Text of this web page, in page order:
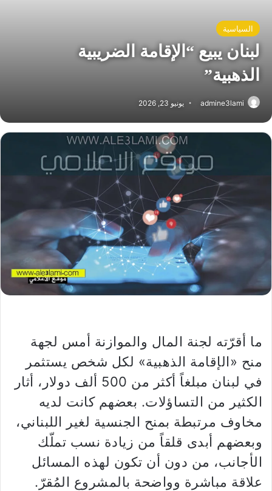
السياسية
لبنان يبيع “الإقامة الضريبية
الذهبية”
admine3lami يونيو 23, 2026
ما أقرّته لجنة المال والموازنة أمس لجهة
منح «الإقامة الذهبية» لكل شخص يستثمر
في لبنان مبلغاً أكثر من 500 ألف دولار، أثار
الكثير من التساؤلات. بعضهم كانت لديه
مخاوف مرتبطة بمنح الجنسية لغير اللبناني،
وبعضهم أبدى قلقاً من زيادة نسب تملّك
الأجانب، من دون أن تكون لهذه المسائل
علاقة مباشرة وواضحة بالمشروع المُقرّ.